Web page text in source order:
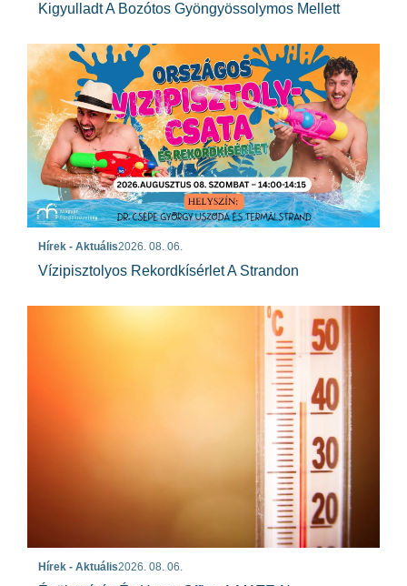
Kigyulladt A Bozótos Gyöngyössolymos Mellett
Hírek - Aktuális2026. 08. 06.
Vízipisztolyos Rekordkísérlet A Strandon
Hírek - Aktuális2026. 08. 06.